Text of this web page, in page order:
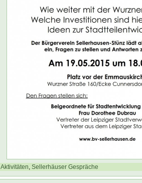
Aktivitäten, Sellerhäuser Gespräche